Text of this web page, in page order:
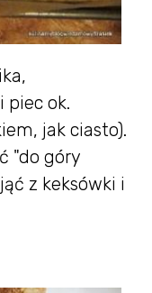
piec ok.
jak ciasto).
"do góry
z keksówki i